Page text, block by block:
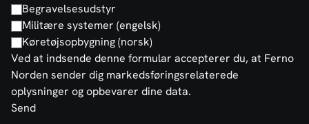
Begravelsesudstyr
Militære systemer (engelsk)
Køretøjsopbygning (norsk)
Ved at indsende denne formular accepterer du, at Ferno
Norden sender dig markedsføringsrelaterede
oplysninger og opbevarer dine data.
Send